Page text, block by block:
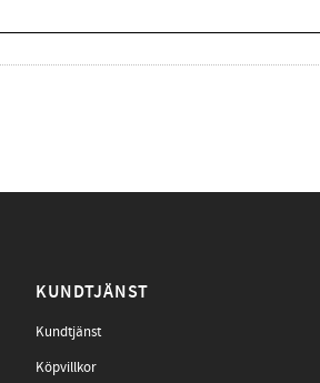
KUNDTJÄNST
Kundtjänst
Köpvillkor